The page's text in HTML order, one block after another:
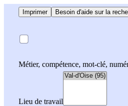
Imprimer Besoin d'aide sur la
Métier, compétence, mot-clé,
Lieu de travail